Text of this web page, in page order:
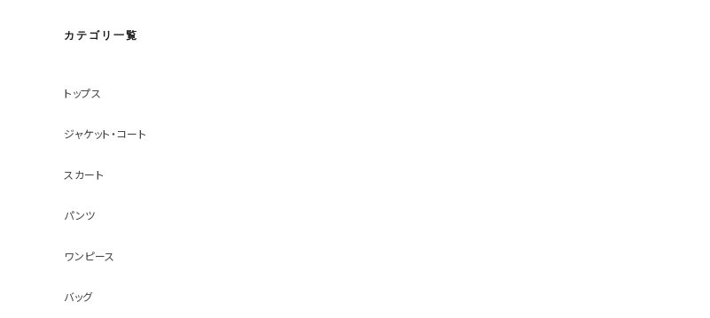
カテゴリ一覧
トップス
ジャケット・コート
スカート
パンツ
ワンピース
バッグ